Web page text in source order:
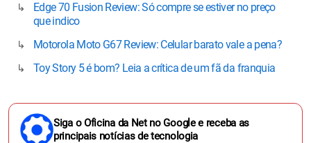
Edge 70 Fusion Review: Só compre se estiver no preço
que indico
Motorola Moto G67 Review: Celular barato vale a pena?
Toy Story 5 é bom? Leia a crítica de um fã da franquia
Siga o Oficina da Net no Google e receba as
principais notícias de tecnologia